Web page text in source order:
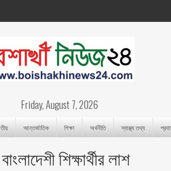
Friday, August 7, 2026
আন্তর্জাতিক শিক্ষা অর্থনীতি স্বাস্থ্য তথ্য
শিক্ষার্থীর লাশ